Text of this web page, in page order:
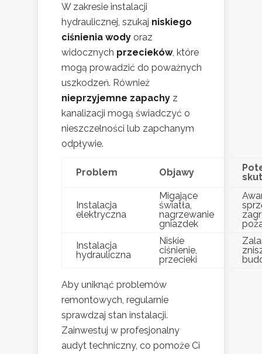
W zakresie instalacji
hydraulicznej, szukaj niskiego
ciśnienia wody oraz
widocznych przecieków, które
mogą prowadzić do poważnych
uszkodzeń. Również
nieprzyjemne zapachy z
kanalizacji mogą świadczyć o
nieszczelności lub zapchanym
odpływie.
Problem Objawy
Instalacja
elektryczna
Migające
światła,
nagrzewanie
gniazdek
Instalacja
hydrauliczna
Niskie
ciśnienie,
przecieki
Aby uniknąć problemów
remontowych, regularnie
sprawdzaj stan instalacji.
Zainwestuj w profesjonalny
audyt techniczny, co pomoże Ci